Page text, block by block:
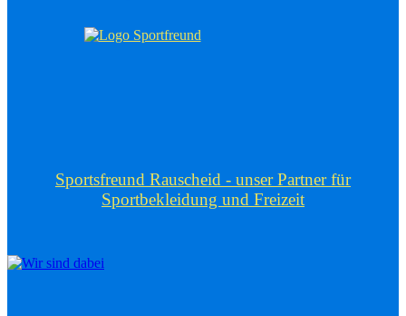
Sportsfreund Rauscheid - unser Partner für
Sportbekleidung und Freizeit